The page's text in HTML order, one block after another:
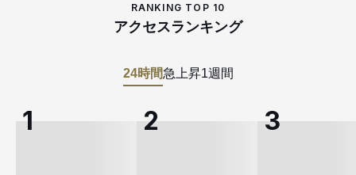
RANKING TOP 10
アクセスランキング
24時間急上昇1週間